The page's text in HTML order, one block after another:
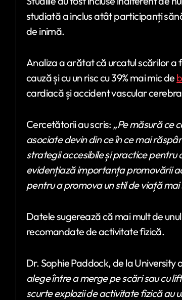
studiată a inclus atât participanți
de inimă.
Analiza a arătat că urcatul scărilor a
cauză și cu un risc cu 39% mai mic de
cardiacă și accident vascular
Cercetătorii au scris: „Pe măsură ce
asociate devin din ce în ce mai
strategii accesibile și practice pentru
evidențiază importanța promovării
pentru a promova un stil de viață mai
Datele sugerează că mai mult de
recomandate de activitate fizică.
Dr. Sophie Paddock, de la University
alege între a merge pe scări sau cu
scurte explozii de activitate fizică au